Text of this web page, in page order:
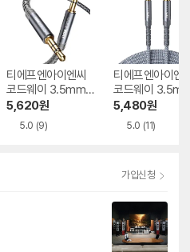
티에프엔아이엔씨
코드웨이 3.5mm
스테레오 케이블
5,620원
5.0 (9)
티에프엔아이엔씨
코드웨이 3.5mm
4극 스테레오 연장
케이블
5,480원
5.0 (11)
가입신청